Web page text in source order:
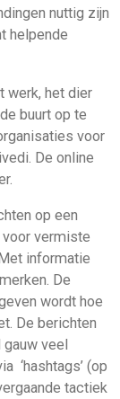
nuttig zijn
helpende
werk, het dier
buurt op te
voor
De online
op een
vermiste
informatie
De
wordt hoe
De berichten
veel
‘hashtags’ (op
tactiek